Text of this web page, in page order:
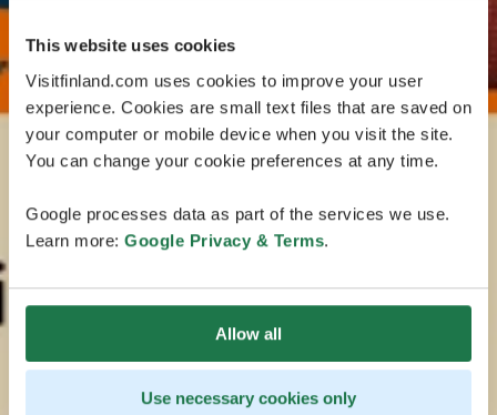
This website uses cookies
Visitfinland.com uses cookies to improve your user
experience. Cookies are small text files that are saved on
your computer or mobile device when you visit the site.
You can change your cookie preferences at any time.
Google processes data as part of the services we use.
Learn more: Google Privacy & Terms.
Allow all
Use necessary cookies only